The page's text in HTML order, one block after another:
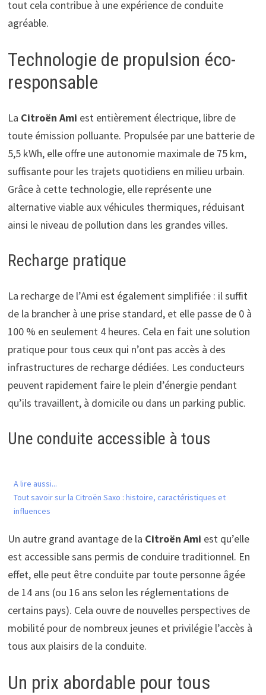
tout cela contribue à une expérience de conduite
agréable.
Technologie de propulsion éco-
responsable
La Citroën Ami est entièrement électrique, libre de
toute émission polluante. Propulsée par une batterie de
5,5 kWh, elle offre une autonomie maximale de 75 km,
suffisante pour les trajets quotidiens en milieu urbain.
Grâce à cette technologie, elle représente une
alternative viable aux véhicules thermiques, réduisant
ainsi le niveau de pollution dans les grandes villes.
Recharge pratique
La recharge de l’Ami est également simplifiée : il suffit
de la brancher à une prise standard, et elle passe de 0 à
100 % en seulement 4 heures. Cela en fait une solution
pratique pour tous ceux qui n’ont pas accès à des
infrastructures de recharge dédiées. Les conducteurs
peuvent rapidement faire le plein d’énergie pendant
qu’ils travaillent, à domicile ou dans un parking public.
Une conduite accessible à tous
A lire aussi...
Tout savoir sur la Citroën Saxo : histoire, caractéristiques et
influences
Un autre grand avantage de la Citroën Ami est qu’elle
est accessible sans permis de conduire traditionnel. En
effet, elle peut être conduite par toute personne âgée
de 14 ans (ou 16 ans selon les réglementations de
certains pays). Cela ouvre de nouvelles perspectives de
mobilité pour de nombreux jeunes et privilégie l’accès à
tous aux plaisirs de la conduite.
Un prix abordable pour tous